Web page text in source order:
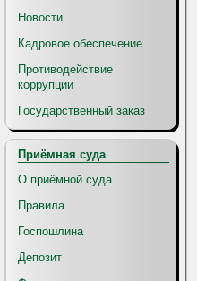
Новости
Кадровое обеспечение
Противодействие
коррупции
Государственный заказ
Приёмная суда
О приёмной суда
Правила
Госпошлина
Депозит